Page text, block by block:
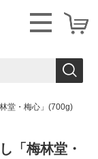
堂・梅心」(700g)
「梅林堂・